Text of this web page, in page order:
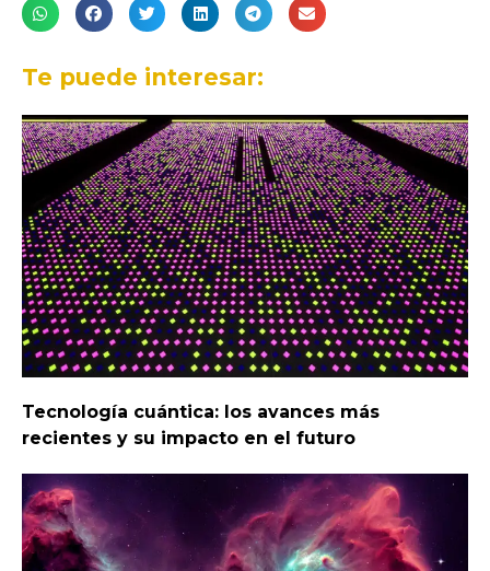
Te puede interesar:
Tecnología cuántica: los avances más
recientes y su impacto en el futuro